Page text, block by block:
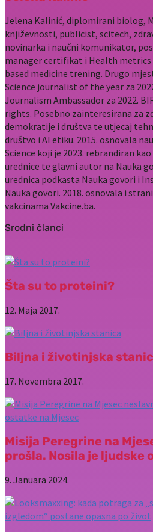
Jelena Kalinić, diplomirani biolog,
književnosti, publicist, scitech,
novinarka i naučni komunikator,
manager certifikat i Health metrics
based medicine trening. Drugo
Science journalist of the year za
Journalism Ambassador za 2022.
rights. Posebno zainteresirana za
demokratije i društva te utjecaj
društvo i AI etiku. 2015. osnovala
Science koji je 2023. rebrandiran
urednice te glavni autor na Nauka
urednica podkasta Nauka govori i
Nauka govori. 2018. osnovala i
vakcinama Vakcine.ba.
Srodni članci
Šta su to proteini?
12. Maja 2017.
Biljna i životinjska
17. Novembra 2017.
Misija Peregrine na
prošla. Nosila je ljudske
9. Januara 2024.